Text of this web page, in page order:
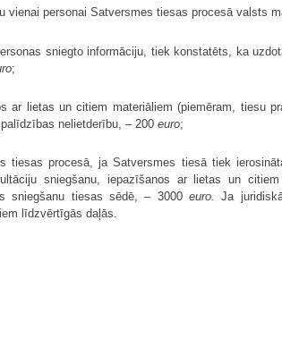
personai Satversmes tiesas procesā valsts
sniegto informāciju, tiek konstatēts, ka
;
ar lietas un citiem materiāliem (piemēram, tiesu
nelietderību, – 200 euro;
tiesas procesā, ja Satversmes tiesā tiek
sniegšanu, iepazīšanos ar lietas un
sniegšanu tiesas sēdē, – 3000euro.Ja
līdzvērtīgās daļās.